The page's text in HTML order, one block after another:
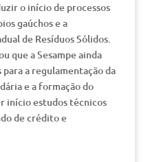
o início de processos
gaúchos e a
de Resíduos Sólidos.
que a Sesampe ainda
a regulamentação da
e a formação do
início estudos técnicos
de crédito e